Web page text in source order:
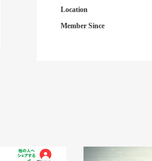
Location
Member Since